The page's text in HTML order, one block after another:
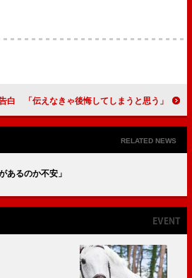
山が恋愛観を告白 「伝えなきゃ後悔してしまうと思う」
RELATED NEWS
るのか不安」